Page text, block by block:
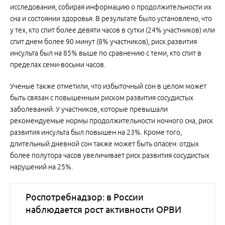
исследования, собирая информацию о продолжительности их
сна и состоянии здоровья. В результате было установлено, что
у тех, кто спит более девяти часов в сутки (24% участников) или
спит днем более 90 минут (8% участников), риск развития
инсульта был на 85% выше по сравнению с теми, кто спит в
пределах семи-восьми часов.
Ученые также отметили, что избыточный сон в целом может
быть связан с повышенным риском развития сосудистых
заболеваний. У участников, которые превышали
рекомендуемые нормы продолжительности ночного сна, риск
развития инсульта был повышен на 23%. Кроме того,
длительный дневной сон также может быть опасен: отдых
более полутора часов увеличивает риск развития сосудистых
нарушений на 25%.
Роспотребнадзор: в России
наблюдается рост активности ОРВИ